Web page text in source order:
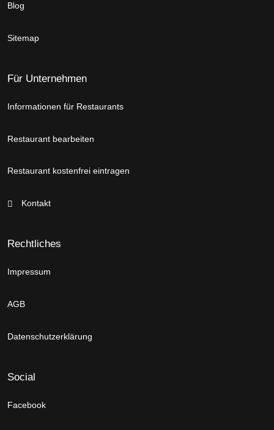
Blog
Sitemap
Für Unternehmen
Informationen für Restaurants
Restaurant bearbeiten
Restaurant kostenfrei eintragen
Kontakt
Rechtliches
Impressum
AGB
Datenschutzerklärung
Social
Facebook